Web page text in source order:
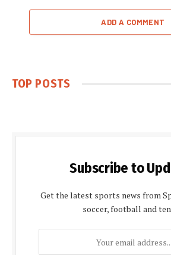
ADD A COMMENT
TOP POSTS
Subscribe to
Get the latest sports news from
soccer, football and